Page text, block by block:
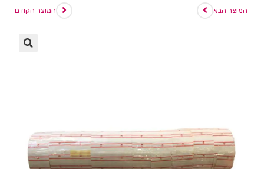
המוצר הקודם המוצר הבא